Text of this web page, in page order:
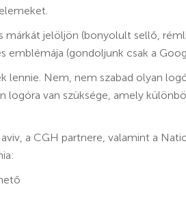
jelöljön (bonyolult sellő,
emblémája (gondoljunk csak a
lennie. Nem, nem szabad olyan
logóra van szüksége, amely
a CGH partnere, valamint a